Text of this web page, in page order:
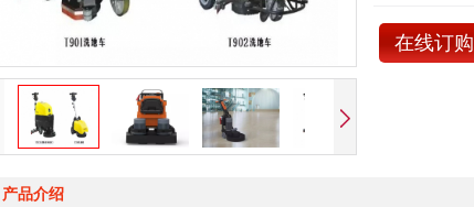
在线订购
产品介绍